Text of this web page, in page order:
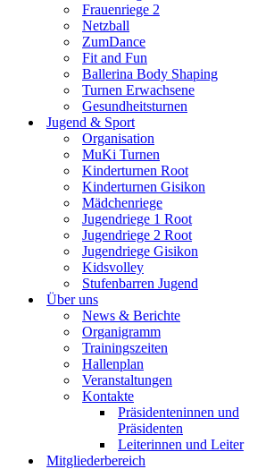
Frauenriege 2
Netzball
ZumDance
Fit and Fun
Ballerina Body Shaping
Turnen Erwachsene
Gesundheitsturnen
Jugend & Sport
Organisation
MuKi Turnen
Kinderturnen Root
Kinderturnen Gisikon
Mädchenriege
Jugendriege 1 Root
Jugendriege 2 Root
Jugendriege Gisikon
Kidsvolley
Stufenbarren Jugend
Über uns
News & Berichte
Organigramm
Trainingszeiten
Hallenplan
Veranstaltungen
Kontakte
Präsidenteninnen und
Präsidenten
Leiterinnen und Leiter
Mitgliederbereich